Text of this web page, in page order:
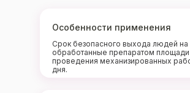
Особенности применения
Срок безопасного выхода людей на
обработанные препаратом площади
проведения механизированных
дня.